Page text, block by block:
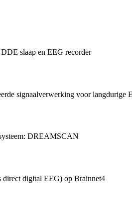
slaap en EEG recorder
signaalverwerking voor langdurige
DREAMSCAN
digital EEG) op Brainnet4